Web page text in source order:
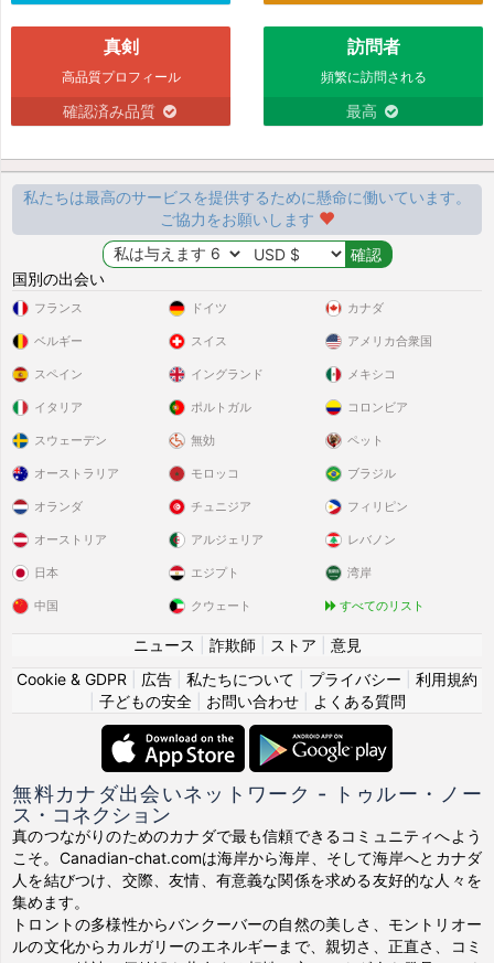
真剣
高品質プロフィール
確認済み品質
訪問者
頻繁に訪問される
最高
私たちは最高のサービスを提供するために懸命に働いています。
ご協力をお願いします
国別の出会い
フランス
ベルギー
スペイン
イタリア
スウェーデン
ドイツ
スイス
イングランド
ポルトガル
無効
カナダ
アメリカ合衆国
メキシコ
コロンビア
ペット
オーストラリア
オランダ
オーストリア
日本
中国
モロッコ
チュニジア
アルジェリア
エジプト
クウェート
ブラジル
フィリピン
レバノン
湾岸
すべてのリスト
ニュース 詐欺師 ストア
意見
Cookie & GDPR
広告 私たちについて プライバシー
利用規約
子どもの安全| お問い合わせ| よくある質問
無料カナダ出会いネットワーク - トゥルー・ノー
ス・コネクション
真のつながりのためのカナダで最も信頼できるコミュニティへよう
こそ。Canadian-chat.comは海岸から海岸、そして海岸へとカナダ
人を結びつけ、交際、友情、有意義な関係を求める友好的な人々を
集めます。
トロントの多様性からバンクーバーの自然の美しさ、モントリオー
ルの文化からカルガリーのエネルギーまで、親切さ、正直さ、コミ